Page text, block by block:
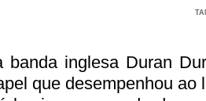
banda inglesa Duran
que desempenhou ao